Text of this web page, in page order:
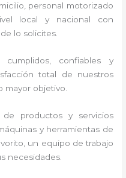
personal motorizado
local y nacional con
lo solicites.
confiables y
total de nuestros
mayor objetivo.
productos y servicios
y herramientas de
un equipo de trabajo
necesidades.